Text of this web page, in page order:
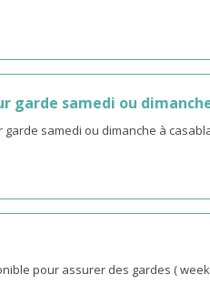
garde samedi ou
samedi ou dimanche à
pour assurer des gardes (